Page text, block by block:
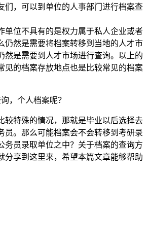
们，可以到单位的人事部门进行档案查
单位不具有的是权力属于私人企业或者
仍然是需要将档案转移到当地的人才市
然是需要到人才市场进行查询。以上的
见的档案存放地点也是比较常见的档案
较特殊的情况，那就是毕业以后选择去
员。那么可能档案会不会转移到考研录
务员录取单位之中？关于档案的查询方
分享到这里来，希望本篇文章能够帮助